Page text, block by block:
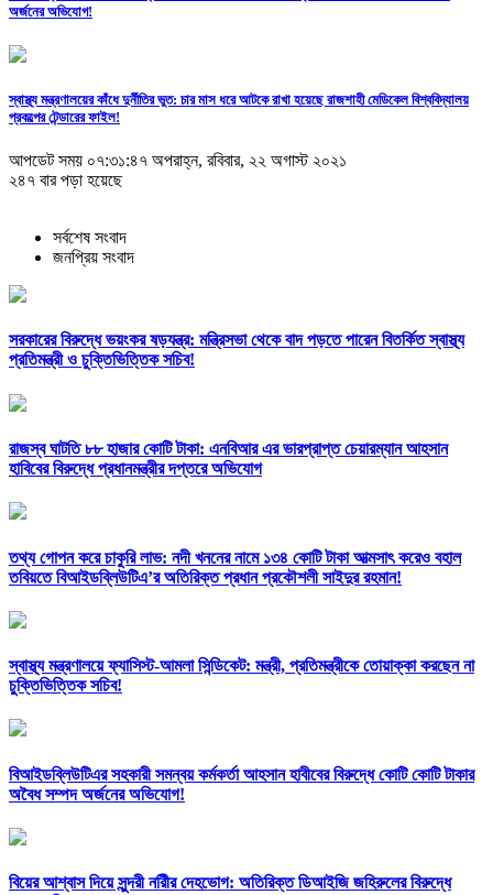
অর্জনের অভিযোগ!
স্বাস্থ্য মন্ত্রণালয়ের কাঁধে দুর্নীতির ভুত: চার মাস ধরে আটকে রাখা হয়েছে রাজশাহী মেডিকেল বিশ্ববিদ্যালয়
প্রকল্পের টেন্ডারের ফাইল!
আপডেট সময় ০৭:৩১:৪৭ অপরাহ্ন, রবিবার, ২২ অগাস্ট ২০২১
২৪৭ বার পড়া হয়েছে
সর্বশেষ সংবাদ
জনপ্রিয় সংবাদ
সরকারের বিরুদ্ধে ভয়ংকর ষড়যন্ত্র: মন্ত্রিসভা থেকে বাদ পড়তে পারেন বিতর্কিত স্বাস্থ্য
প্রতিমন্ত্রী ও চুক্তিভিত্তিক সচিব!
রাজস্ব ঘাটতি ৮৮ হাজার কোটি টাকা: এনবিআর এর ভারপ্রাপ্ত চেয়ারম্যান আহসান
হাবিবের বিরুদ্ধে প্রধানমন্ত্রীর দপ্তরে অভিযোগ
তথ্য গোপন করে চাকুরি লাভ: নদী খননের নামে ১৩৪ কোটি টাকা আত্মসাৎ করেও বহাল
তবিয়তে বিআইডব্লিউটিএ’র অতিরিক্ত প্রধান প্রকৌশলী সাইদুর রহমান!
স্বাস্থ্য মন্ত্রণালয়ে ফ্যাসিস্ট-আমলা সিন্ডিকেট: মন্ত্রী, প্রতিমন্ত্রীকে তোয়াক্কা করছেন না
চুক্তিভিত্তিক সচিব!
বিআইডব্লিউটিএর সহকারী সমন্বয় কর্মকর্তা আহসান হাবীবের বিরুদ্ধে কোটি কোটি টাকার
অবৈধ সম্পদ অর্জনের অভিযোগ!
বিয়ের আশ্বাস দিয়ে সুন্দরী নরিীর দেহভোগ: অতিরিক্ত ডিআইজি জহিরুলের বিরুদ্ধে